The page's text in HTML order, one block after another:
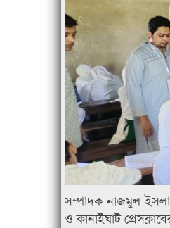
সম্পাদক নাজমুল ইসলাম
ও কানাইঘাট